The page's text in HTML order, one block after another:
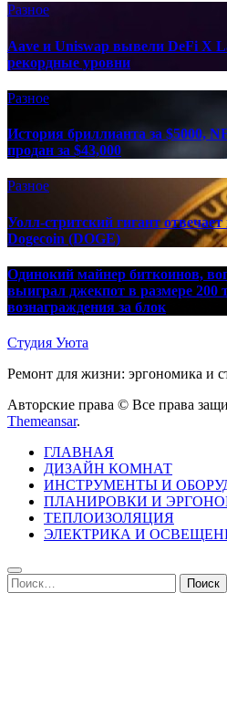
Разное
Aave и Uniswap вывели DeFi X
рекордные уровни
Разное
История бриллианта за $5000,
продан за $43,000
Разное
Уолл-стритский гигант
Dogecoin (DOGE)
Одинокий майнер биткоинов,
выиграл джекпот в размере 200
вознаграждения за блок
Студия Уюта
Ремонт для жизни: эргономика и
Авторские права © Все права
Themeansar.
ГЛАВНАЯ
ДИЗАЙН КОМНАТ
ИНСТРУМЕНТЫ И
ПЛАНИРОВКИ И
ТЕПЛОИЗОЛЯЦИЯ
ЭЛЕКТРИКА И
Найти: